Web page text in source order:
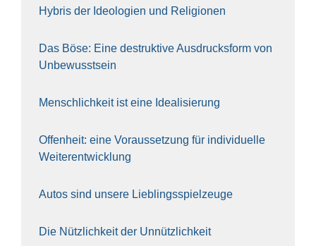
Hybris der Ideo­lo­gien und Reli­gio­nen
Das Böse: Eine destruk­ti­ve Aus­drucks­form von
Unbe­wusst­sein
Mensch­lich­keit ist eine Idea­li­sie­rung
Offen­heit: eine Vor­aus­set­zung für indi­vi­du­el­le
Wei­ter­ent­wick­lung
Autos sind unse­re Lieb­lings­spiel­zeu­ge
Die Nütz­lich­keit der Unnütz­lich­keit